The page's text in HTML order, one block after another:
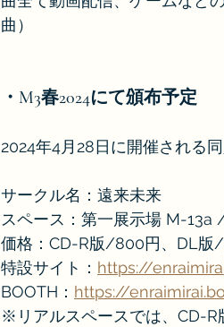
曲）
・M3春2024にて頒布予定
2024年4月28日に開催される
サークル名：遠来未来
スペース：第一展示場 M-13a
価格：CD-R版/800円、DL版
特設サイト： https://
BOOTH： https://
※リアルスペースでは、CD-R